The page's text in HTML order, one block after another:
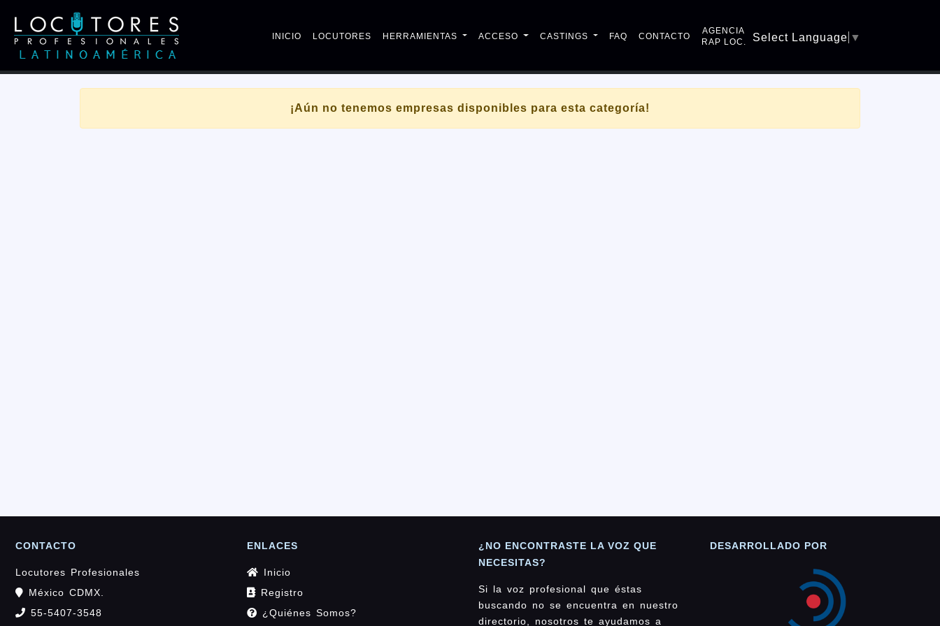
INICIO LOCUTORES HERRAMIENTAS ACCESO CASTINGS FAQ CONTACTO
AGENCIA
RAP LOC.
Select Language ▼
¡Aún no tenemos empresas disponibles para esta categoría!
CONTACTO
Locutores Profesionales
México CDMX.
55-5407-3548
ENLACES
Inicio
Registro
¿Quiénes Somos?
¿NO ENCONTRASTE LA VOZ QUE
NECESITAS?
Si la voz profesional que éstas
buscando no se encuentra en nuestro
directorio, nosotros te ayudamos a
DESARROLLADO POR